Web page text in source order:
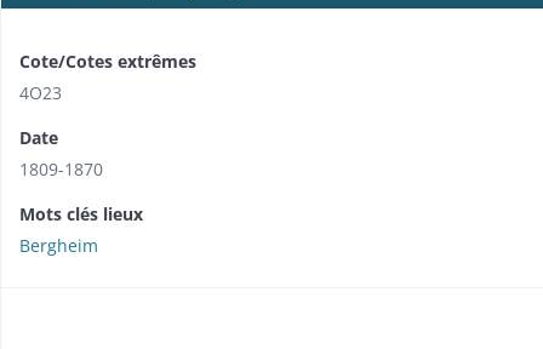
Cote/Cotes extrêmes
4O23
Date
1809-1870
Mots clés lieux
Bergheim